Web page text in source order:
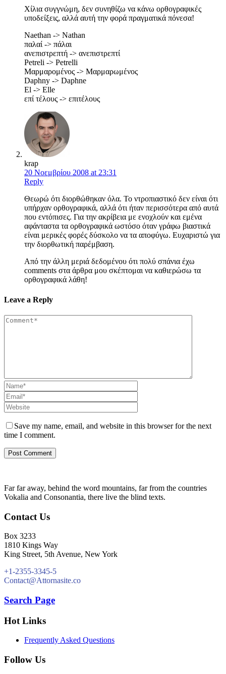
Χίλια συγγνώμη, δεν συνηθίζω να κάνω ορθογραφικές
υποδείξεις, αλλά αυτή την φορά πραγματικά πόνεσα!
Naethan -> Nathan
παλαί -> πάλαι
ανεπιστρεπτή -> ανεπιστρεπτί
Petreli -> Petrelli
Μαρμαρομένος -> Μαρμαρωμένος
Daphny -> Daphne
El -> Elle
επί τέλους -> επιτέλους
krap
20 Νοεμβρίου 2008 at 23:31
Reply
Θεωρώ ότι διορθώθηκαν όλα. Το ντροπιαστικό δεν είναι ότι
υπήρχαν ορθογραφικά, αλλά ότι ήταν περισσότερα από αυτά
που εντόπισες. Για την ακρίβεια με ενοχλούν και εμένα
αφάνταστα τα ορθογραφικά ωστόσο όταν γράφω βιαστικά
είναι μερικές φορές δύσκολο να τα αποφύγω. Ευχαριστώ για
την διορθωτική παρέμβαση.
Από την άλλη μεριά δεδομένου ότι πολύ σπάνια έχω
comments στα άρθρα μου σκέπτομαι να καθιερώσω τα
ορθογραφικά λάθη!
Leave a Reply
Save my name, email, and website in this browser for the next
time I comment.
Far far away, behind the word mountains, far from the countries
Vokalia and Consonantia, there live the blind texts.
Contact Us
Box 3233
1810 Kings Way
King Street, 5th Avenue, New York
+1-2355-3345-5
Contact@Attornasite.co
Search Page
Hot Links
Frequently Asked Questions
Follow Us